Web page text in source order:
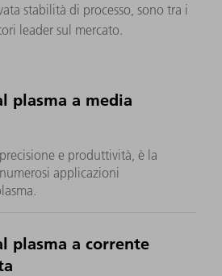
stabilità di processo, sono tra i
leader sul mercato.
plasma a media
e produttività, è la
applicazioni
plasma a corrente